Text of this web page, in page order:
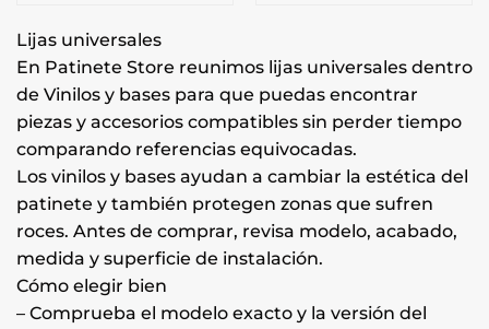
Lijas universales
En Patinete Store reunimos lijas universales dentro
de Vinilos y bases para que puedas encontrar
piezas y accesorios compatibles sin perder tiempo
comparando referencias equivocadas.
Los vinilos y bases ayudan a cambiar la estética del
patinete y también protegen zonas que sufren
roces. Antes de comprar, revisa modelo, acabado,
medida y superficie de instalación.
Cómo elegir bien
– Comprueba el modelo exacto y la versión del